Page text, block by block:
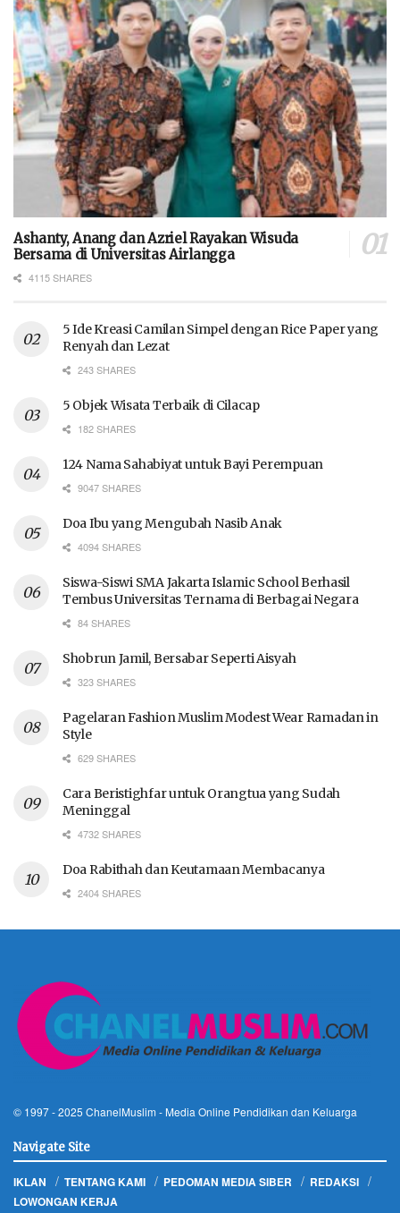
Ashanty, Anang dan Azriel Rayakan Wisuda
Bersama di Universitas Airlangga
4115 SHARES
5 Ide Kreasi Camilan Simpel dengan Rice Paper yang
Renyah dan Lezat
243 SHARES
5 Objek Wisata Terbaik di Cilacap
182 SHARES
124 Nama Sahabiyat untuk Bayi Perempuan
9047 SHARES
Doa Ibu yang Mengubah Nasib Anak
4094 SHARES
Siswa-Siswi SMA Jakarta Islamic School Berhasil
Tembus Universitas Ternama di Berbagai Negara
84 SHARES
Shobrun Jamil, Bersabar Seperti Aisyah
323 SHARES
Pagelaran Fashion Muslim Modest Wear Ramadan in
Style
629 SHARES
Cara Beristighfar untuk Orangtua yang Sudah
Meninggal
4732 SHARES
Doa Rabithah dan Keutamaan Membacanya
2404 SHARES
© 1997 - 2025 ChanelMuslim - Media Online Pendidikan dan Keluarga
Navigate Site
IKLAN TENTANG KAMI PEDOMAN MEDIA SIBER
REDAKSI
LOWONGAN KERJA